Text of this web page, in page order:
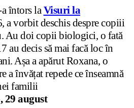
a întors laVisuri la
a vorbit deschis despre copiii
Au doi copii biologici, o fată
au decis să mai facă loc în
Așa a apărut Roxana, o
a învățat repede ce înseamnă
familii
29 august